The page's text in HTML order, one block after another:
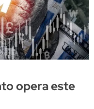
opera este